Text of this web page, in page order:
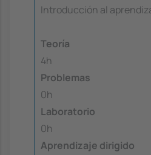
Introducción al
Teoría
4h
Problemas
0h
Laboratorio
0h
Aprendizaje dirigido